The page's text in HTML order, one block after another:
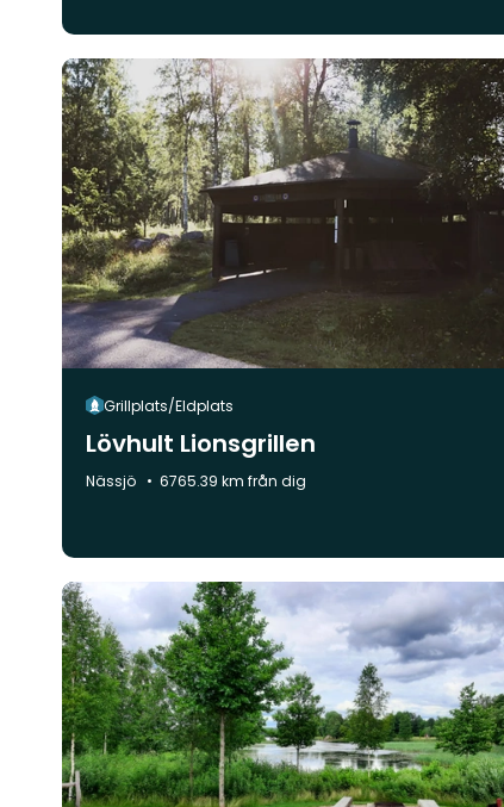
Grillplats/Eldplats
Lövhult Lionsgrillen
Kommun:
Nässjö 6765.39 km från dig